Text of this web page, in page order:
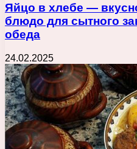
Яйцо в хлебе —
блюдо для сытного
обеда
24.02.2025